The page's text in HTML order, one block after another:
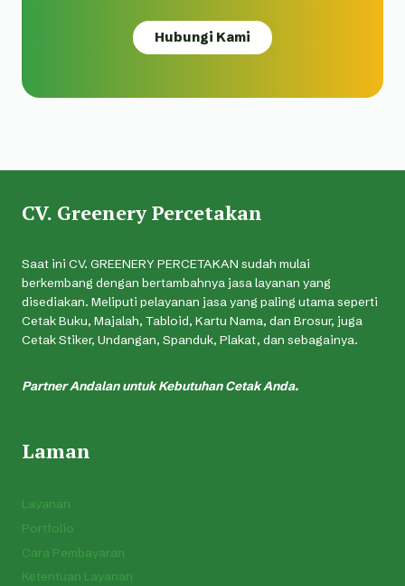
Hubungi Kami
CV. Greenery Percetakan
Saat ini CV. GREENERY PERCETAKAN sudah mulai
berkembang dengan bertambahnya jasa layanan yang
disediakan. Meliputi pelayanan jasa yang paling utama seperti
Cetak Buku, Majalah, Tabloid, Kartu Nama, dan Brosur, juga
Cetak Stiker, Undangan, Spanduk, Plakat, dan sebagainya.
Partner Andalan untuk Kebutuhan Cetak Anda.
Laman
Layanan
Portfolio
Cara Pembayaran
Ketentuan Layanan